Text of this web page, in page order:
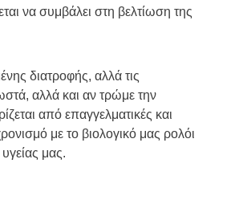
να συμβάλει στη βελτίωση της
διατροφής, αλλά τις
αλλά και αν τρώμε την
από επαγγελματικές και
με το βιολογικό μας ρολόι
μας.